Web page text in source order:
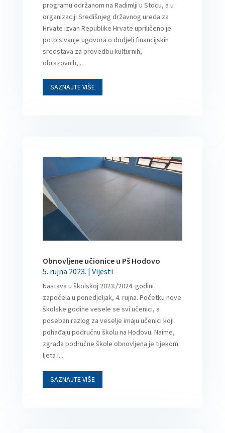
programu održanom na Radimlji u Stocu, a u
organizaciji Središnjeg državnog ureda za
Hrvate izvan Republike Hrvate upriličeno je
potpisivanje ugovora o dodjeli financijskih
sredstava za provedbu kulturnih,
obrazovnih,...
SAZNAJTE VIŠE
Obnovljene učionice u Pš Hodovo
5. rujna 2023. | Vijesti
Nastava u školskoj 2023./2024. godini
započela u ponedjeljak, 4. rujna. Početku nove
školske godine vesele se svi učenici, a
poseban razlog za veselje imaju učenici koji
pohađaju područnu školu na Hodovu. Naime,
zgrada područne škole obnovljena je tijekom
ljeta i...
SAZNAJTE VIŠE